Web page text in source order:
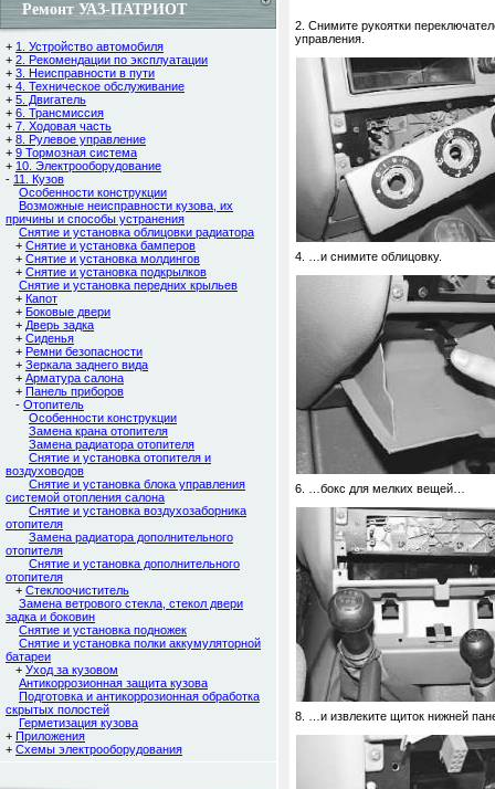
Ремонт УАЗ-ПАТРИОТ
+ 1. Устройство автомобиля
+ 2. Рекомендации по эксплуатации
+ 3. Неисправности в пути
+ 4. Техническое обслуживание
+ 5. Двигатель
+ 6. Трансмиссия
+ 7. Ходовая часть
+ 8. Рулевое управление
+ 9 Тормозная система
+ 10. Электрооборудование
- 11. Кузов
Особенности конструкции
Возможные неисправности кузова, их
причины и способы устранения
Снятие и установка облицовки радиатора
+ Снятие и установка бамперов
+ Снятие и установка молдингов
+ Снятие и установка подкрылков
Снятие и установка передних крыльев
+ Капот
+ Боковые двери
+ Дверь задка
+ Сиденья
+ Ремни безопасности
+ Зеркала заднего вида
+ Арматура салона
+ Панель приборов
- Отопитель
Особенности конструкции
Замена крана отопителя
Замена радиатора отопителя
Снятие и установка отопителя и
воздуховодов
Снятие и установка блока управления
системой отопления салона
Снятие и установка воздухозаборника
отопителя
Замена радиатора дополнительного
отопителя
Снятие и установка дополнительного
отопителя
+ Стеклоочиститель
Замена ветрового стекла, стекол двери
задка и боковин
Снятие и установка подножек
Снятие и установка полки аккумуляторной
батареи
+ Уход за кузовом
Антикоррозионная защита кузова
Подготовка и антикоррозионная обработка
скрытых полостей
Герметизация кузова
+ Приложения
+ Схемы электрооборудования
2. Снимите рукоятки
управления.
4. …и снимите облицовку.
6. …бокс для мелких вещей…
8. …и извлеките щиток нижней